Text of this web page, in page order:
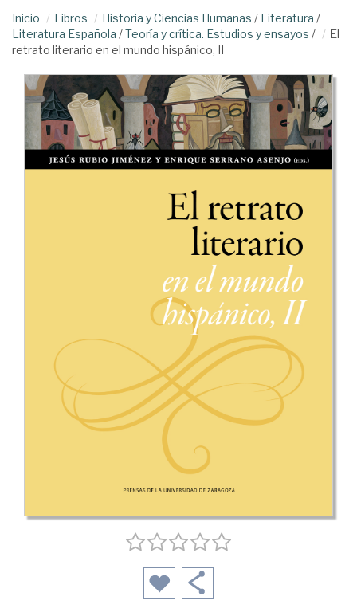
Inicio Libros Historia y Ciencias Humanas / Literatura /
Literatura Española /Teoría y crítica. Estudios y ensayos /
El
retrato literario en el mundo hispánico, II